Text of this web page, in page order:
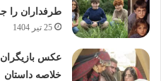
طرفداران را
25 تیر 1404
عکس
خلاصه داستان